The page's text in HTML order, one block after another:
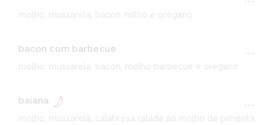
molho, mussarela, bacon, milho e orégano
bacon com barbecue
---
molho, mussarela, bacon, molho barbecue e orégano
baiana
---
molho, mussarela, calabresa ralada ao molho de pimenta